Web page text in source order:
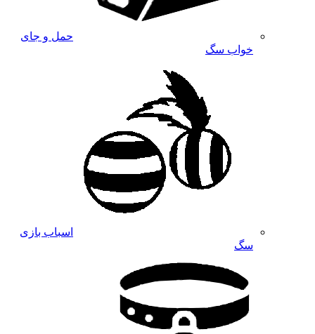
حمل و جای
خواب سگ
اسباب بازی
سگ